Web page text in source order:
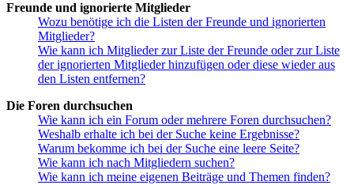
Freunde und ignorierte Mitglieder
Wozu benötige ich die Listen der Freunde und ignorierten
Mitglieder?
Wie kann ich Mitglieder zur Liste der Freunde oder zur Liste
der ignorierten Mitglieder hinzufügen oder diese wieder aus
den Listen entfernen?
Die Foren durchsuchen
Wie kann ich ein Forum oder mehrere Foren durchsuchen?
Weshalb erhalte ich bei der Suche keine Ergebnisse?
Warum bekomme ich bei der Suche eine leere Seite?
Wie kann ich nach Mitgliedern suchen?
Wie kann ich meine eigenen Beiträge und Themen finden?